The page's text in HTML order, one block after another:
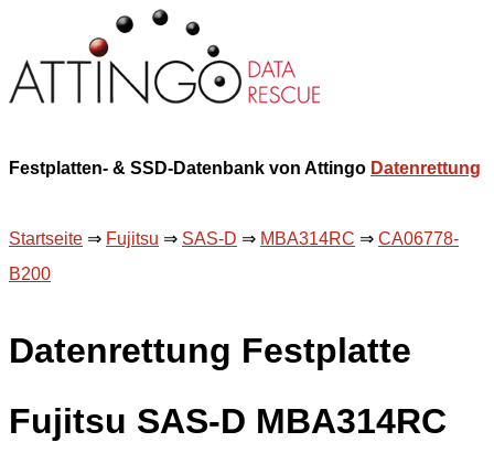
Festplatten- & SSD-Datenbank von Attingo Datenrettung
Startseite ⇒ Fujitsu ⇒ SAS-D ⇒ MBA314RC ⇒ CA06778-
B200
Datenrettung Festplatte
Fujitsu SAS-D MBA314RC